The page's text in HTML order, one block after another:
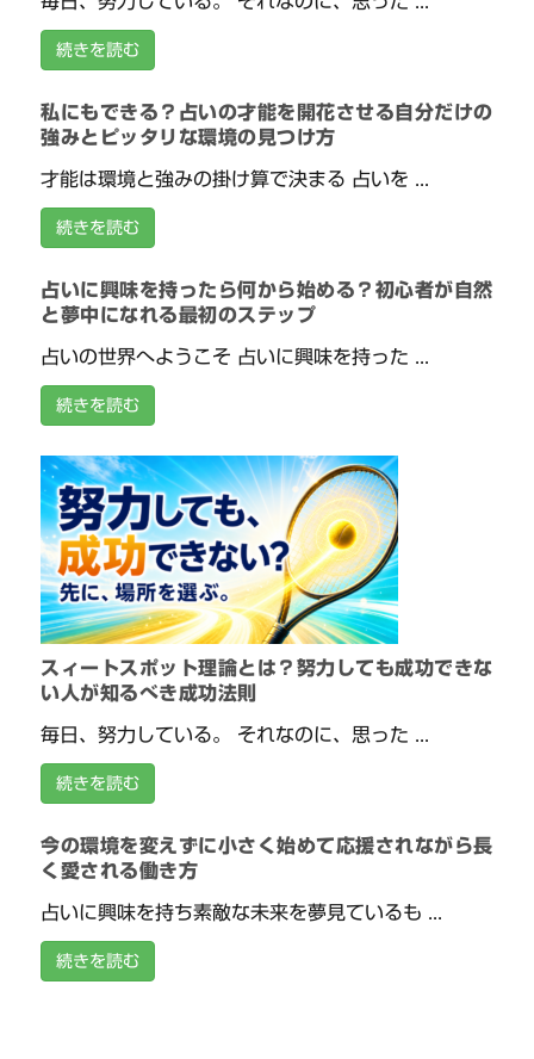
続きを読む
私にもできる？占いの才能を開花させる自分だけの
強みとピッタリな環境の見つけ方
才能は環境と強みの掛け算で決まる 占いを ...
続きを読む
占いに興味を持ったら何から始める？初心者が自然
と夢中になれる最初のステップ
占いの世界へようこそ 占いに興味を持った ...
続きを読む
スィートスポット理論とは？努力しても成功できな
い人が知るべき成功法則
毎日、努力している。 それなのに、思った ...
続きを読む
今の環境を変えずに小さく始めて応援されながら長
く愛される働き方
占いに興味を持ち素敵な未来を夢見ているも ...
続きを読む